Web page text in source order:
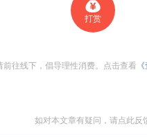
打赏
往线下，倡导理性消费。点击查看
如对本文章有疑问，请点此反